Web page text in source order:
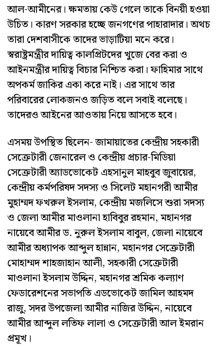
আল-আমীনের। ক্ষমতায় কেউ গেলে তাকে বিনয়ী হওয়া
উচিত। কারণ সরকার হচ্ছে জনগণের পাহারাদার। অথচ
তারা দেশবাসীকে তাদের ভাড়াটিয়া মনে করে।
স্বরাষ্ট্রমন্ত্রীর দায়িত্ব কালপ্রিটদের খুজে বের করা ও
আইনমন্ত্রীর দায়িত্ব বিচার নিশ্চিত করা। ফাহিমার সাথে
অপকর্ম জাকির একা করে নাই। এর সাথে তার
পরিবারের লোকজনও জড়িত বলে সবাই বলেছে।
তাদেরও আইনের আওতায় নিয়ে আসতে হবে।
এসময় উপস্থিত ছিলেন- জামায়াতের কেন্দ্রীয় সহকারী
সেক্রেটারী জেনারেল ও কেন্দ্রীয় প্রচার-মিডিয়া
সেক্রেটারী অ্যাডভোকেট এহসানুল মাহবুব জুবায়ের,
কেন্দ্রীয় কর্মপরিষদ সদস্য ও সিলেট মহানগরী আমীর
মুহাম্মদ ফখরুল ইসলাম, কেন্দ্রীয় মজলিসে শুরা সদস্য
ও জেলা আমীর মাওলানা হাবিবুর রহমান, মহানগর
নায়েবে আমীর ড. নুরুল ইসলাম বাবুল, জেলা নায়েবে
আমীর অধ্যাপক আব্দুল হান্নান, মহানগর সেক্রেটারী
মোহাম্মদ শাহজাহান আলী, সহকারী সেক্রেটারী
মাওলানা ইসলাম উদ্দিন, মহানগর শ্রমিক কল্যাণ
ফেডারেশনের সভাপতি এডভোকেট জামিল আহমদ
রাজু, সদর উপজেলা আমীর নাজির উদ্দিন, নায়েবে
আমীর আব্দুল লতিফ লালা ও সেক্রেটারী আল ইমরান
প্রমূখ।